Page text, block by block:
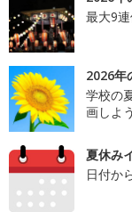
最大9
2026年
学校の
画しよう
夏休み
日付か